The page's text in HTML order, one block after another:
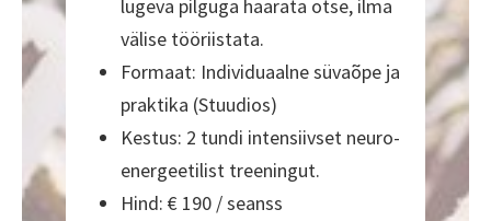
lugeva pilguga haarata otse, ilma
välise tööriistata.
Formaat: Individuaalne süvaõpe ja
praktika (Stuudios)
Kestus: 2 tundi intensiivset neuro-
energeetilist treeningut.
Hind: € 190 / seanss